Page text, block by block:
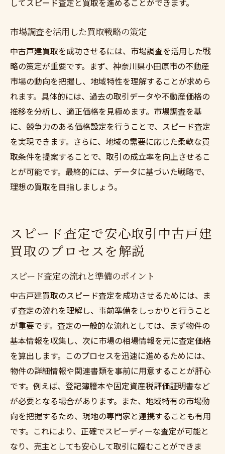
してスピード査定と買取を進めることができます。
市場調査を活用した買取戦略の策定
中古戸建買取を成功させるには、市場調査を活用した戦
略の策定が重要です。まず、神奈川県小田原市の不動産
市場の動向を把握し、地域特性を理解することが求めら
れます。具体的には、過去の取引データや不動産価格の
推移を分析し、適正価格を見極めます。市場調査を基
に、競争力のある価格設定を行うことで、スピード査定
を実現できます。さらに、地域の需要に応じた柔軟な買
取条件を提案することで、取引の成立率を向上させるこ
とが可能です。最終的には、データに基づいた戦略で、
理想の買取を目指しましょう。
スピード査定で安心取引中古戸建
買取のプロセスを解説
スピード査定の流れと準備のポイント
中古戸建買取のスピード査定を成功させるためには、ま
ず査定の流れを理解し、事前準備をしっかりと行うこと
が重要です。査定の一般的な流れとしては、まず物件の
基本情報を収集し、次に市場の相場情報を元に査定価格
を算出します。このプロセスを迅速に進めるためには、
物件の詳細情報や関連書類を事前に用意することが肝心
です。例えば、登記簿謄本や固定資産税評価証明書など
が必要となる場合があります。また、地域特有の市場動
向を把握するため、現地の専門家と連携することも有用
です。これにより、正確でスピーディーな査定が可能と
なり、売主としても安心して取引に臨むことができま